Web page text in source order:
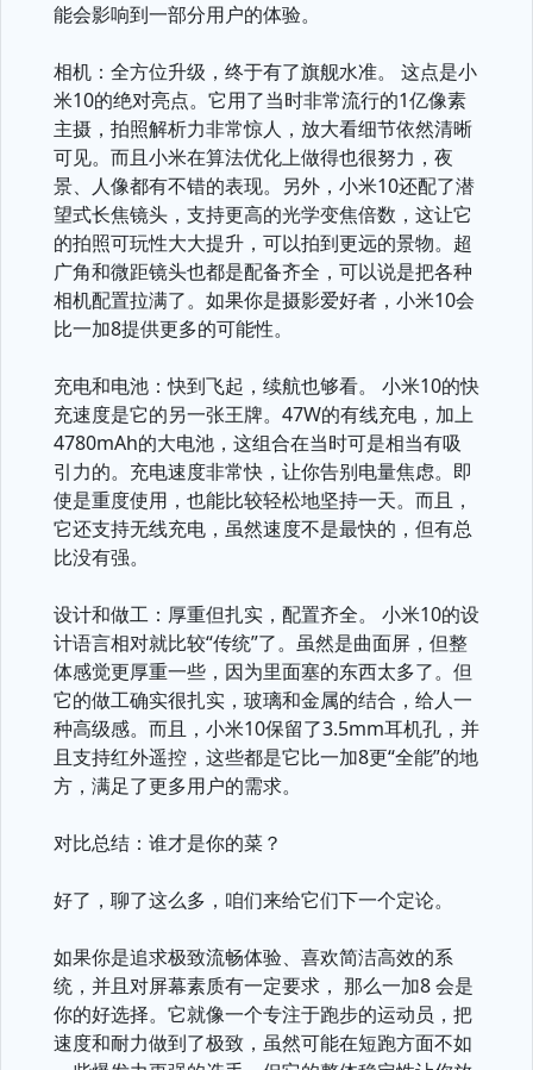
能会影响到一部分用户的体验。
相机：全方位升级，终于有了旗舰水准。 这点是小
米10的绝对亮点。它用了当时非常流行的1亿像素
主摄，拍照解析力非常惊人，放大看细节依然清晰
可见。而且小米在算法优化上做得也很努力，夜
景、人像都有不错的表现。另外，小米10还配了潜
望式长焦镜头，支持更高的光学变焦倍数，这让它
的拍照可玩性大大提升，可以拍到更远的景物。超
广角和微距镜头也都是配备齐全，可以说是把各种
相机配置拉满了。如果你是摄影爱好者，小米10会
比一加8提供更多的可能性。
充电和电池：快到飞起，续航也够看。 小米10的快
充速度是它的另一张王牌。47W的有线充电，加上
4780mAh的大电池，这组合在当时可是相当有吸
引力的。充电速度非常快，让你告别电量焦虑。即
使是重度使用，也能比较轻松地坚持一天。而且，
它还支持无线充电，虽然速度不是最快的，但有总
比没有强。
设计和做工：厚重但扎实，配置齐全。 小米10的设
计语言相对就比较“传统”了。虽然是曲面屏，但整
体感觉更厚重一些，因为里面塞的东西太多了。但
它的做工确实很扎实，玻璃和金属的结合，给人一
种高级感。而且，小米10保留了3.5mm耳机孔，并
且支持红外遥控，这些都是它比一加8更“全能”的地
方，满足了更多用户的需求。
对比总结：谁才是你的菜？
好了，聊了这么多，咱们来给它们下一个定论。
如果你是追求极致流畅体验、喜欢简洁高效的系
统，并且对屏幕素质有一定要求， 那么一加8 会是
你的好选择。它就像一个专注于跑步的运动员，把
速度和耐力做到了极致，虽然可能在短跑方面不如